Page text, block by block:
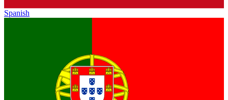
Spanish